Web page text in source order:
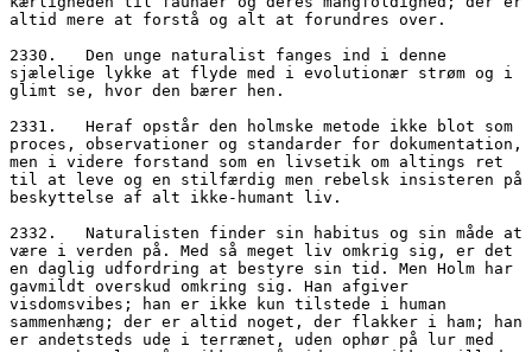
altid mere at forstå og alt at forundres over.
2330.   Den unge naturalist fanges ind i denne
sjælelige lykke at flyde med i evolutionær strøm og i
glimt se, hvor den bærer hen.
2331.   Heraf opstår den holmske metode ikke blot som
proces, observationer og standarder for dokumentation,
men i videre forstand som en livsetik om altings ret
til at leve og en stilfærdig men rebelsk insisteren på
beskyttelse af alt ikke-humant liv.
2332.   Naturalisten finder sin habitus og sin måde at
være i verden på. Med så meget liv omkrig sig, er det
en daglig udfordring at bestyre sin tid. Men Holm har
gavmildt overskud omkring sig. Han afgiver
visdomsvibes; han er ikke kun tilstede i human
sammenhæng; der er altid noget, der flakker i ham; han
er andetsteds ude i terrænet, uden ophør på lur med